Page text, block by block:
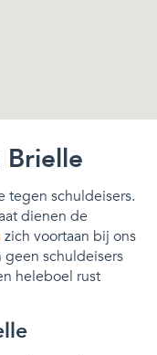
tegen schuldeisers.
dienen de
zich voortaan bij ons
schuldeisers
heleboel rust